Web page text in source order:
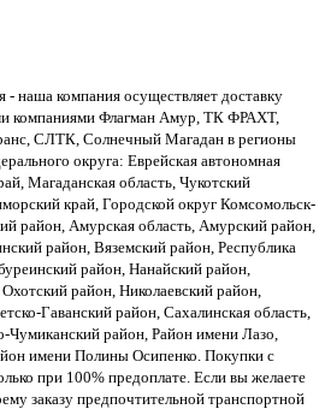
- наша компания осуществляет доставку
компаниями Флагман Амур, ТК ФРАХТ,
СЛТК, Солнечный Магадан в регионы
округа: Еврейская автономная
Магаданская область, Чукотский
край, Городской округ Комсомольск-
район, Амурская область, Амурский район,
район, Вяземский район, Республика
район, Нанайский район,
район, Николаевский район,
Гаванский район, Сахалинская область,
Чумиканский район, Район имени Лазо,
имени Полины Осипенко. Покупки с
при 100% предоплате. Если вы желаете
заказу предпочтительной транспортной